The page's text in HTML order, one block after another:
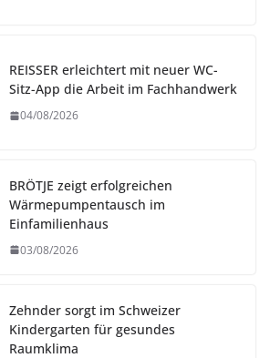
REISSER erleichtert mit neuer WC-
Sitz-App die Arbeit im Fachhandwerk
04/08/2026
BRÖTJE zeigt erfolgreichen
Wärmepumpentausch im
Einfamilienhaus
03/08/2026
Zehnder sorgt im Schweizer
Kindergarten für gesundes
Raumklima